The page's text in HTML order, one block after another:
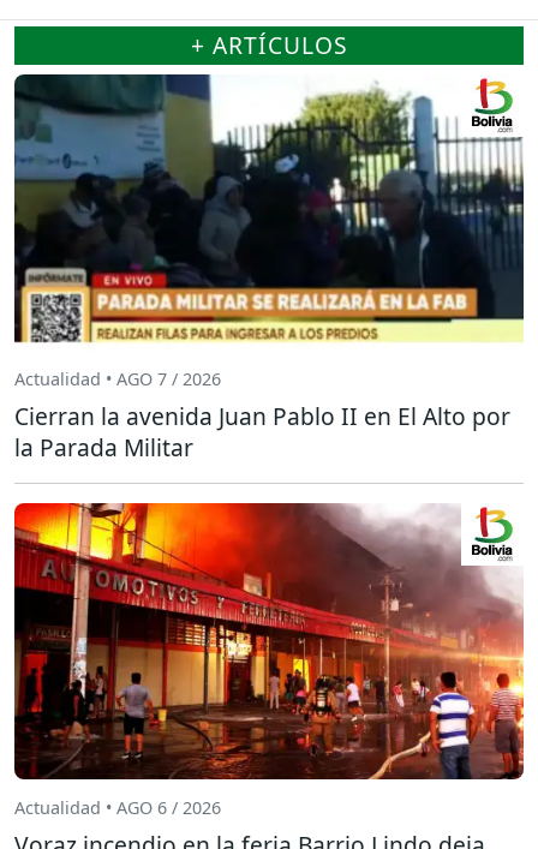
+ ARTÍCULOS
Actualidad • AGO 7 / 2026
Cierran la avenida Juan Pablo II en El Alto por
la Parada Militar
Actualidad • AGO 6 / 2026